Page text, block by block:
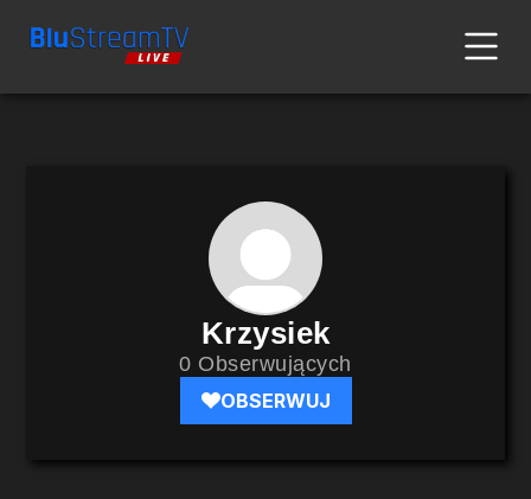
Krzysiek
0 Obserwujących
OBSERWUJ